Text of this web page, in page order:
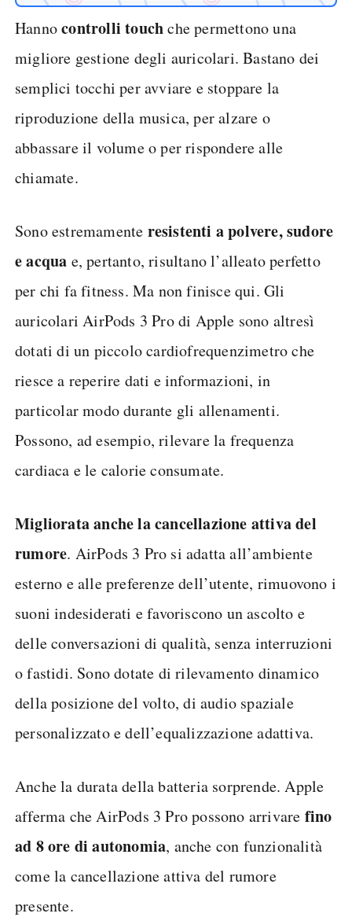
Hannocontrolli touchche permettono una
migliore gestione degli auricolari. Bastano dei
semplici tocchi per avviare e stoppare la
riproduzione della musica, per alzare o
abbassare il volume o per rispondere alle
chiamate.
Sono estremamente resistenti a polvere, sudore
e acqua e, pertanto, risultano l’alleato perfetto
per chi fa fitness. Ma non finisce qui. Gli
auricolari AirPods 3 Pro di Apple sono altresì
dotati di un piccolo cardiofrequenzimetro che
riesce a reperire dati e informazioni, in
particolar modo durante gli allenamenti.
Possono, ad esempio, rilevare la frequenza
cardiaca e le calorie consumate.
Migliorata anche la cancellazione attiva del
rumore. AirPods 3 Pro si adatta all’ambiente
esterno e alle preferenze dell’utente, rimuovono i
suoni indesiderati e favoriscono un ascolto e
delle conversazioni di qualità, senza interruzioni
o fastidi. Sono dotate di rilevamento dinamico
della posizione del volto, di audio spaziale
personalizzato e dell’equalizzazione adattiva.
Anche la durata della batteria sorprende. Apple
afferma che AirPods 3 Pro possono arrivare fino
ad 8 ore di autonomia, anche con funzionalità
come la cancellazione attiva del rumore
presente.